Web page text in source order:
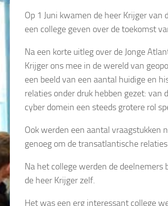
Op 1 Juni kwamen de heer Krijger van
een college geven over de toekomst
Na een korte uitleg over de Jonge
Krijger ons mee in de wereld van
een beeld van een aantal huidige en
relaties onder druk hebben gezet:
cyber domein een steeds grotere rol
Ook werden een aantal vraagstukken
genoeg om de transatlantische
Na het college werden de deelnemers
de heer Krijger zelf.
Het was een erg interessant college